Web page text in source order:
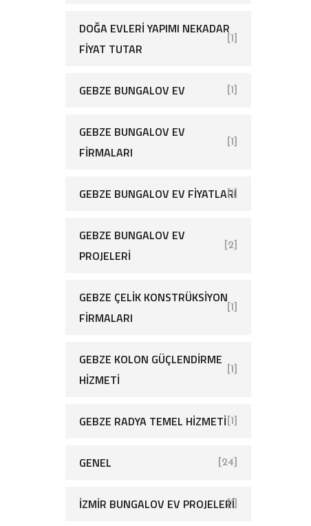
DOĞA EVLERI YAPIMI NEKADAR
FIYAT TUTAR
[1]
GEBZE BUNGALOV EV [1]
GEBZE BUNGALOV EV
FIRMALARI
[1]
GEBZE BUNGALOV EV FIYATLARI
[1]
GEBZE BUNGALOV EV
PROJELERI
[2]
GEBZE ÇELIK KONSTRÜKSIYON
FIRMALARI
[1]
GEBZE KOLON GÜÇLENDIRME
HIZMETI
[1]
GEBZE RADYA TEMEL HIZMETI [1]
GENEL [24]
İZMIR BUNGALOV EV PROJELERI
[1]